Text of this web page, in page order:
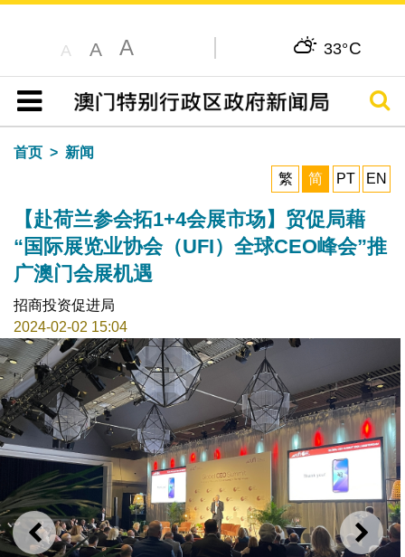
A A A 33°C
目录
搜寻
首页
新闻
繁
简 PT EN
【赴荷兰参会拓1+4会展市场】贸促局藉
“国际展览业协会（UFI）全球CEO峰会”推
广澳门会展机遇
招商投资促进局
2024-02-02 15:04
上一则 下一